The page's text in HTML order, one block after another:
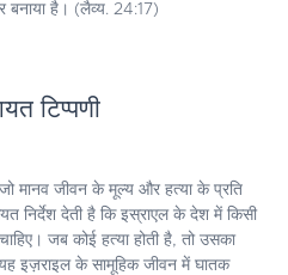
है। (लैव्य. 24:17)
टिप्पणी
मानव जीवन के मूल्य और हत्या के प्रति
निर्देश देती है कि इस्राएल के देश में किसी
जब कोई हत्या होती है, तो उसका
इज़राइल के सामूहिक जीवन में घातक